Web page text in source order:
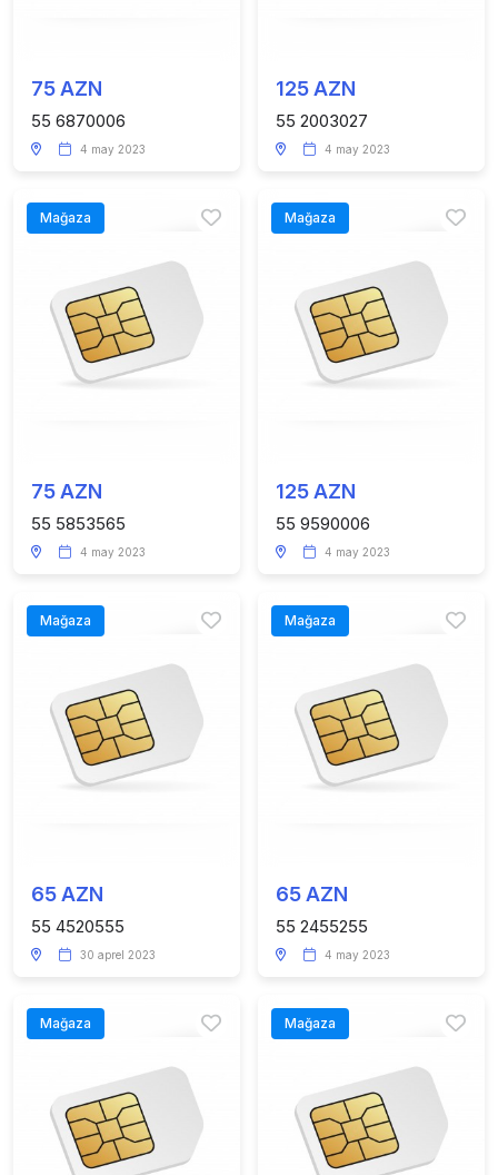
75 AZN
55 6870006
4 may 2023
125 AZN
55 2003027
4 may 2023
Mağaza
75 AZN
55 5853565
4 may 2023
Mağaza
125 AZN
55 9590006
4 may 2023
Mağaza
65 AZN
55 4520555
30 aprel 2023
Mağaza
65 AZN
55 2455255
4 may 2023
Mağaza Mağaza